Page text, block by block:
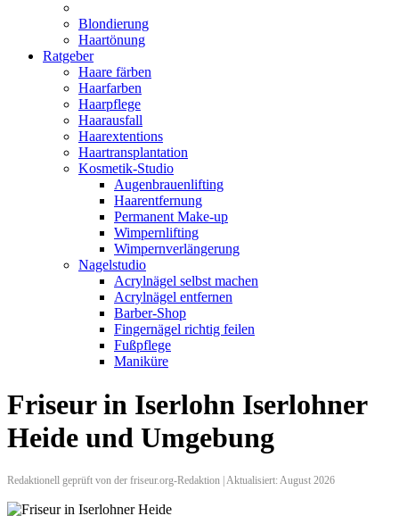
Blondierung
Haartönung
Ratgeber
Haare färben
Haarfarben
Haarpflege
Haarausfall
Haarextentions
Haartransplantation
Kosmetik-Studio
Augenbrauenlifting
Haarentfernung
Permanent Make-up
Wimpernlifting
Wimpernverlängerung
Nagelstudio
Acrylnägel selbst machen
Acrylnägel entfernen
Barber-Shop
Fingernägel richtig feilen
Fußpflege
Maniküre
Friseur in Iserlohn Iserlohner
Heide und Umgebung
Redaktionell geprüft von der friseur.org-Redaktion | Aktualisiert: August 2026